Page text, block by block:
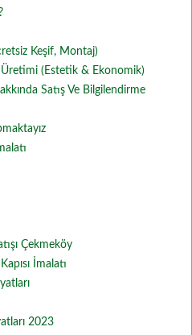
Keşif, Montaj)
Üretimi (Estetik & Ekonomik)
Satış Ve Bilgilendirme
Çekmeköy
İmalatı
2023